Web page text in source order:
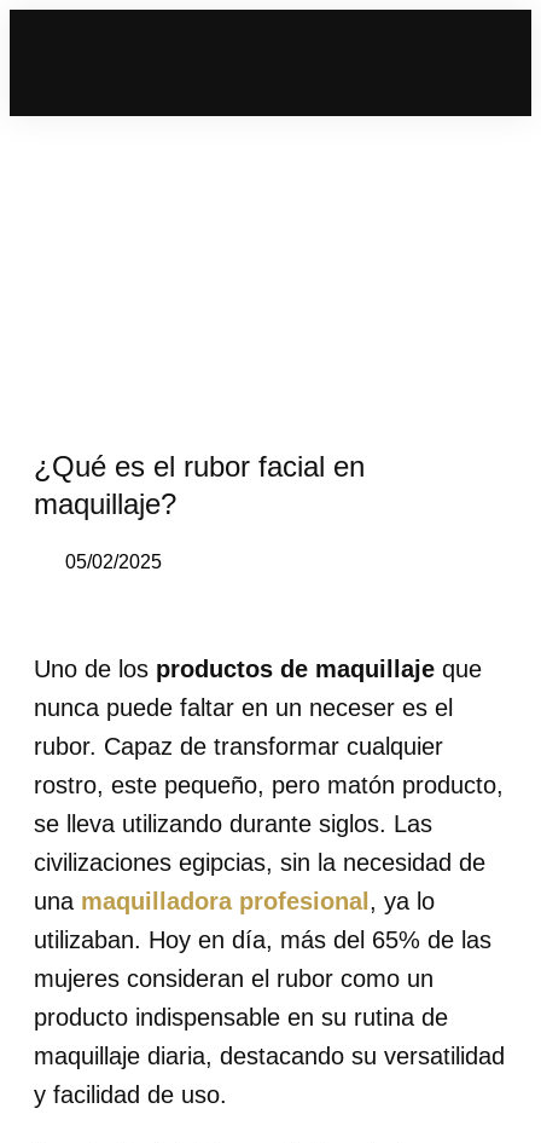
¿Qué es el rubor facial en
maquillaje?
05/02/2025
Uno de los productos de maquillaje que
nunca puede faltar en un neceser es el
rubor. Capaz de transformar cualquier
rostro, este pequeño, pero matón producto,
se lleva utilizando durante siglos. Las
civilizaciones egipcias, sin la necesidad de
una maquilladora profesional , ya lo
utilizaban. Hoy en día, más del 65% de las
mujeres consideran el rubor como un
producto indispensable en su rutina de
maquillaje diaria, destacando su versatilidad
y facilidad de uso.